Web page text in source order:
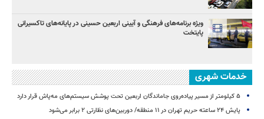
ویژه برنامه‌های فرهنگی و آیینی اربعین حسینی در پایانه‌های تاکسیرانی
پایتخت
خدمات شهری
۵ کیلومتر از مسیر پیاده‌روی جاماندگان اربعین تحت پوشش سیستم‌های مه‌پاش قرار دارد
پایش ۲۴ ساعته حریم تهران در ۱۱ منطقه/ دوربین‌های نظارتی ۲ برابر می‌شود